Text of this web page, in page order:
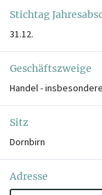
Stichtag
31.12.
Geschäftszweige
Handel -
Sitz
Dornbirn
Adresse